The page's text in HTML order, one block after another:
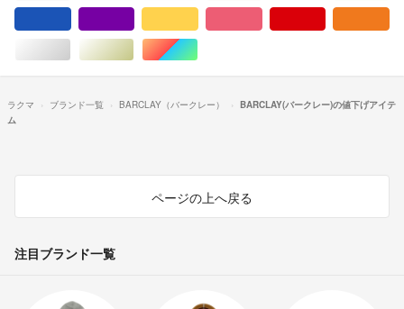
シルバー/銀色系ゴールド/金色系マルチカラー
ラクマ ブランド一覧 BARCLAY（バークレー）
BARCLAY(バークレー)の値下げアイテ
ム
ページの上へ戻る
注目ブランド一覧